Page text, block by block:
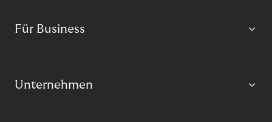
Für Business
Unternehmen